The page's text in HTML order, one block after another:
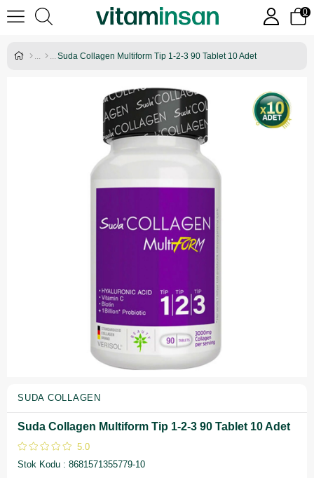
0
Suda Collagen Multiform Tip 1-2-3 90 Tablet 10 Adet
SUDA COLLAGEN
Suda Collagen Multiform Tip 1-2-3 90 Tablet 10 Adet
5.0
Stok Kodu
8681571355779-10